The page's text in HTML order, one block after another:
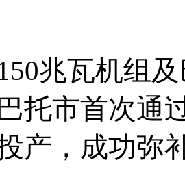
兆瓦机组
托市首次通
产，成功弥